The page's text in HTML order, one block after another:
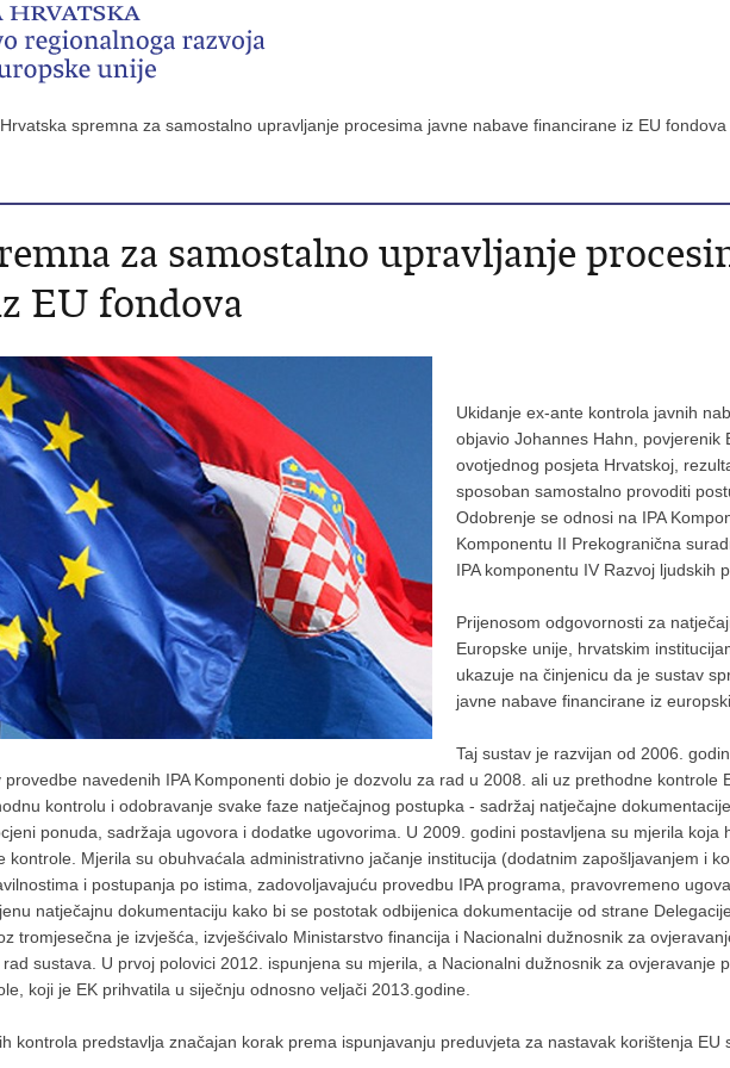
Hrvatska spremna za samostalno upravljanje procesima javne nabave financirane iz EU
za samostalno upravljanje
EU fondova
Ukidanje ex-ante kontrola javnih
objavio Johannes Hahn, povjerenik
ovotjednog posjeta Hrvatskoj,
sposoban samostalno provoditi
Odobrenje se odnosi na IPA
Komponentu II Prekogranična
IPA komponentu IV Razvoj ljudskih
Prijenosom odgovornosti za
Europske unije, hrvatskim
ukazuje na činjenicu da je sustav
javne nabave financirane iz
Taj sustav je razvijan od 2006.
navedenih IPA Komponenti dobio je dozvolu za rad u 2008. ali uz prethodne kontrole
kontrolu i odobravanje svake faze natječajnog postupka - sadržaj natječajne
ponuda, sadržaja ugovora i dodatke ugovorima. U 2009. godini postavljena su mjerila koja
kontrole. Mjerila su obuhvaćala administrativno jačanje institucija (dodatnim zapošljavanjem i
i postupanja po istima, zadovoljavajuću provedbu IPA programa, pravovremeno
natječajnu dokumentaciju kako bi se postotak odbijenica dokumentacije od strane
tromjesečna je izvješća, izvješćivalo Ministarstvo financija i Nacionalni dužnosnik za
sustava. U prvoj polovici 2012. ispunjena su mjerila, a Nacionalni dužnosnik za ovjeravanje
koji je EK prihvatila u siječnju odnosno veljači 2013.godine.
kontrola predstavlja značajan korak prema ispunjavanju preduvjeta za nastavak korištenja EU